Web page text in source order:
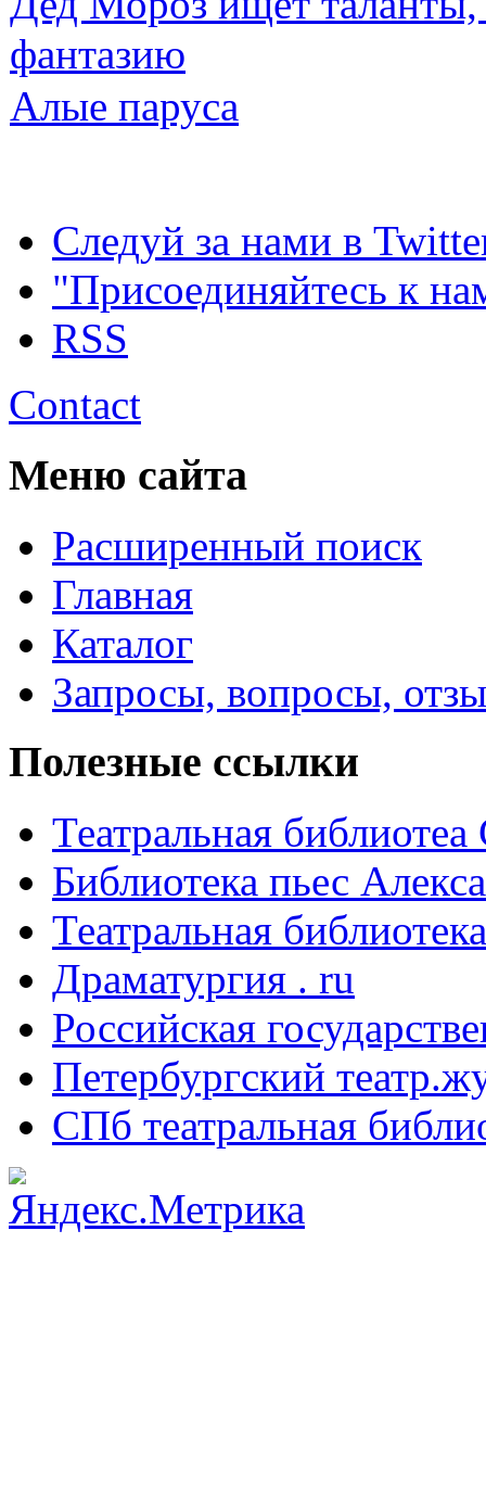
фантазию
Алые паруса
Следуй за нами в
"Присоединяйтесь к
RSS
Contact
Меню сайта
Расширенный поиск
Главная
Каталог
Запросы, вопросы,
Полезные ссылки
Театральная
Библиотека пьес
Театральная
Драматургия . ru
Российская
Петербургский
СПб театральная